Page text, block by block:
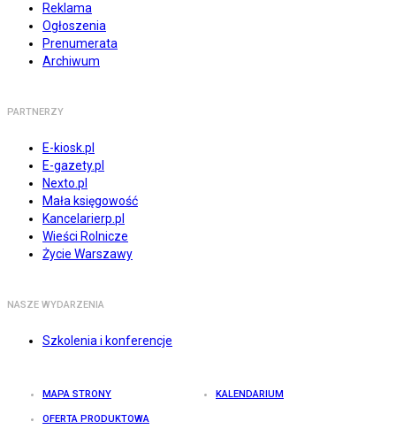
Reklama
Ogłoszenia
Prenumerata
Archiwum
PARTNERZY
E-kiosk.pl
E-gazety.pl
Nexto.pl
Mała księgowość
Kancelarierp.pl
Wieści Rolnicze
Życie Warszawy
NASZE WYDARZENIA
Szkolenia i konferencje
MAPA STRONY KALENDARIUM
OFERTA PRODUKTOWA